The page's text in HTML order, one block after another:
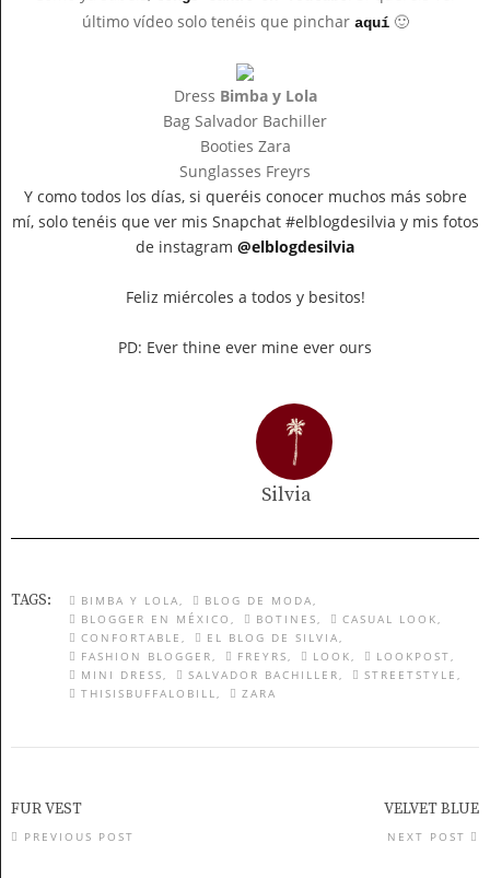
último vídeo solo tenéis que pinchar aquí🙂
Dress Bimba y Lola
Bag Salvador Bachiller
Booties Zara
Sunglasses Freyrs
Y como todos los días, si queréis conocer muchos más sobre
mí, solo tenéis que ver mis Snapchat #elblogdesilvia y mis fotos
de instagram @elblogdesilvia
Feliz miércoles a todos y besitos!
PD: Ever thine ever mine ever ours
Silvia
TAGS: BIMBA Y LOLA
BLOG DE MODA
BLOGGER EN MÉXICO
BOTINES
CASUAL LOOK
CONFORTABLE
EL BLOG DE SILVIA
FASHION BLOGGER
FREYRS LOOK
LOOKPOST
MINI DRESS
SALVADOR BACHILLER
STREETSTYLE
THISISBUFFALOBILL
ZARA
FUR VEST
PREVIOUS POST
VELVET BLUE
NEXT POST